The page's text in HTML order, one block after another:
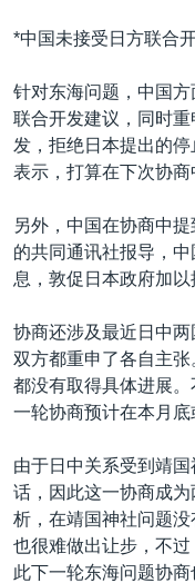
关注西藏
关注新疆
GEN Z 看美国
*中国未接受日方联合
针对东海问题，中国
联合开发建议，同时
发，拒绝日本提出的
表示，打算在下次协商
另外，中国在协商中
的共同通讯社报导，
息，敦促日本政府加以
协商还涉及最近日中两
双方都重申了各自主
都没有取得具体进展
一轮协商预计在本月底
由于日中关系受到靖
话，因此这一协商成
析，在靖国神社问题
也很难做出让步，不
此下一轮东海问题协商